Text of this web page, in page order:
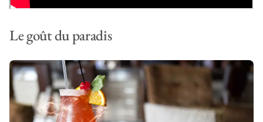
Le goût du paradis